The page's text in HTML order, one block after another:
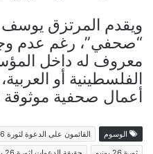
ويقدم المرتزق
“صحفي”، رغم عدم
معروف له داخل
الفلسطينية أو
أعمال صحفية
الوسوم القائمون على الدعوة لثورة 26 يونيو